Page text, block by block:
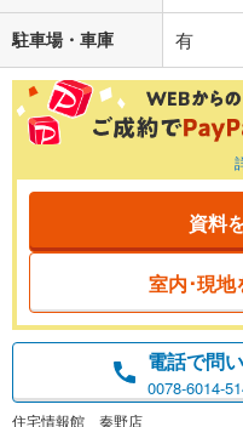
駐車場・車庫 有
資料
室内･現地
電話で問
0078-6014-
住宅情報館 秦野店